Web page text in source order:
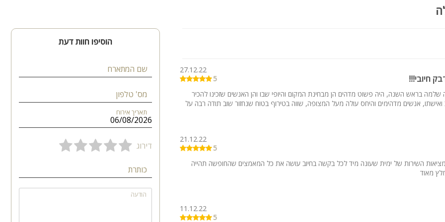
ציבור דתי, מסיבת רווקות, ימי כיף וגיבוש
חיובי!!!
27.12.22
5
בראש השנה, היה פשוט מדהים הן מבחינת המקום והיופי שבו והן האנשים שזכינו להכיר
ואישתו, אנשים מדהימים והיחס עולה מעל המצופה, שווה בטירוף בטוח שנחזור שוב תודה רבה על
21.12.22
5
השירות של ימית שעונה מיד לכל בקשה בחיוב עושה את כל המאמצים שהחופשה תהייה
מאוד
11.12.22
5
הוסיפו חוות דעת
שם המתארח
מס' טלפון
תאריך אירוח
דירוג
כותרת
הודעה